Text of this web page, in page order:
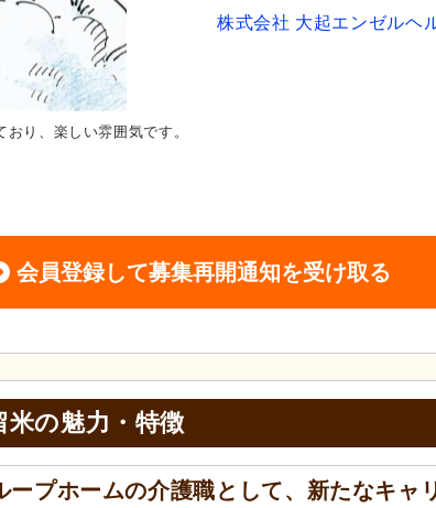
り、楽しい雰囲気です。
株式会社 大起エンゼルヘ
会員登録して募集再開通知を受け取る
米の魅力・特徴
プホームの介護職として、新たなキャ